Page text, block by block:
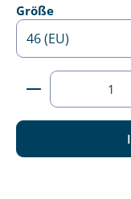
Größeauswählen
Produkt